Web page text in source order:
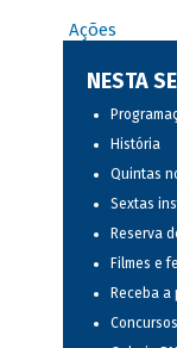
Ações
NESTA
História
Quintas
Sextas
Reserva
Filmes e
Receba a